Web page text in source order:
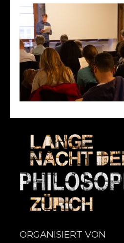
ORGANISIERT VON